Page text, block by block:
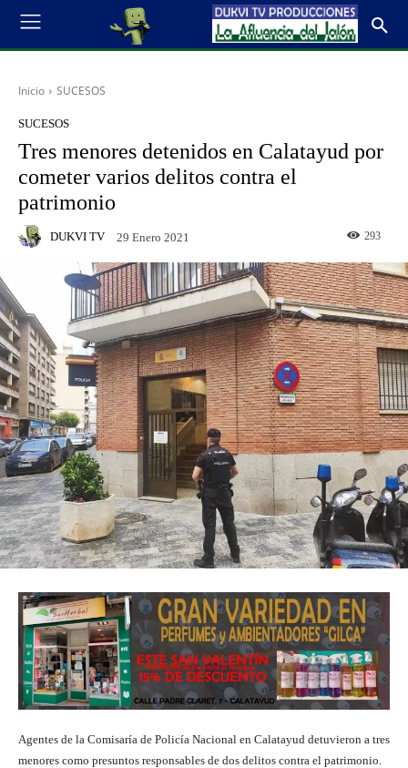
Inicio SUCESOS
SUCESOS
Tres menores detenidos en Calatayud por
cometer varios delitos contra el
patrimonio
DUKVI TV 29 Enero 2021 293
Agentes de la Comisaría de Policía Nacional en Calatayud detuvieron a tres
menores como presuntos responsables de dos delitos contra el patrimonio.